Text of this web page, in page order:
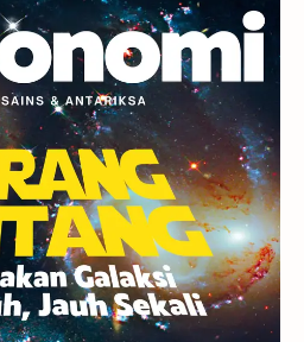
Pengetahuan
Satelit Alami
Saturnus
Advertorial